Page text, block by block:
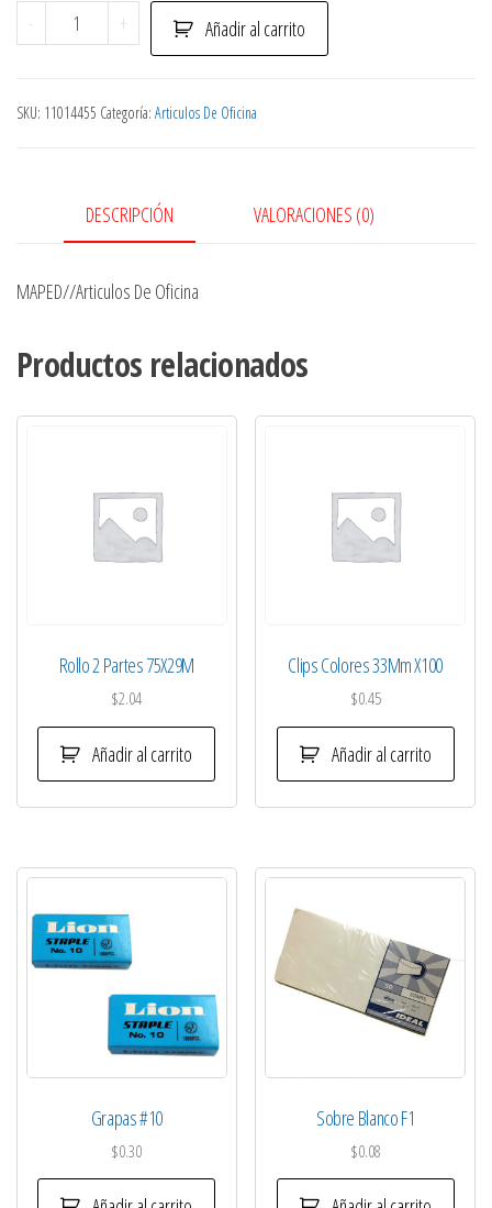
-
Ataches
17Mm
cantidad
+ Añadir al carrito
SKU: 11014455 Categoría: Articulos De Oficina
DESCRIPCIÓN VALORACIONES (0)
MAPED//Articulos De Oficina
Productos relacionados
Rollo 2 Partes 75X29M
$2.04
Añadir al carrito
Clips Colores 33Mm X100
$0.45
Añadir al carrito
Grapas #10
$0.30
Sobre Blanco F1
$0.08